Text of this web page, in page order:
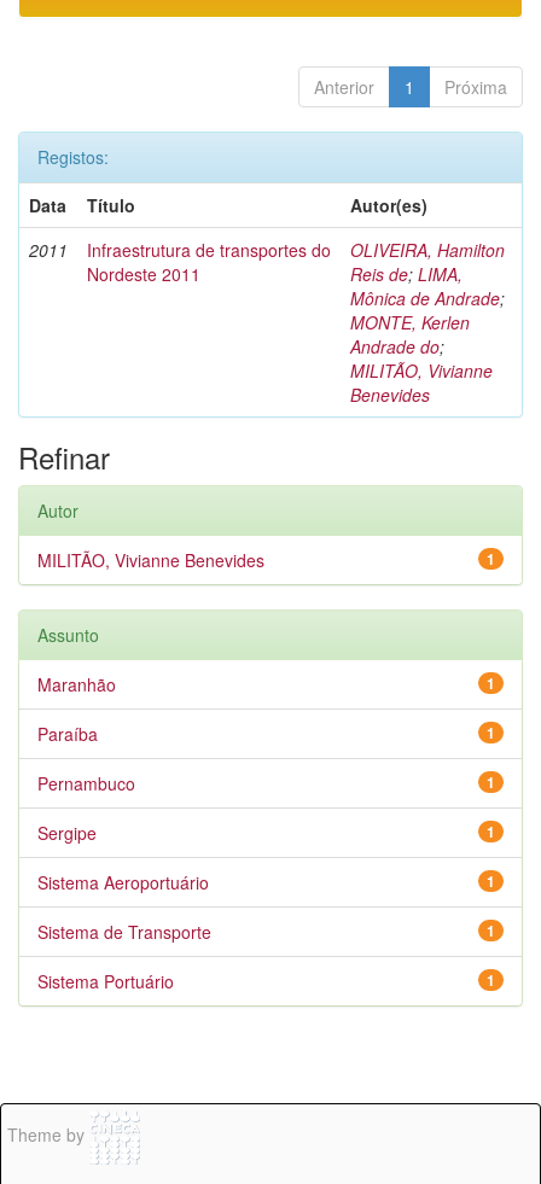
Anterior 1 Próxima
Registos:
Data
Título
Autor(es)
2011
Infraestrutura de transportes do
Nordeste 2011
OLIVEIRA, Hamilton
Reis de; LIMA,
Mônica de Andrade;
MONTE, Kerlen
Andrade do;
MILITÃO, Vivianne
Benevides
Refinar
Autor
1
MILITÃO, Vivianne Benevides
Assunto
1
Maranhão
1
Paraíba
1
Pernambuco
1
Sergipe
1
Sistema Aeroportuário
1
Sistema de Transporte
1
Sistema Portuário
Theme by